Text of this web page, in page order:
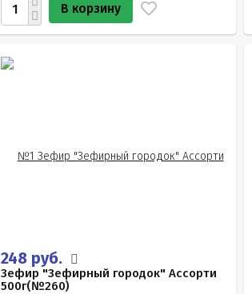
В корзину
248 руб.
Зефир "Зефирный городок" Ассорти
500г(№260)